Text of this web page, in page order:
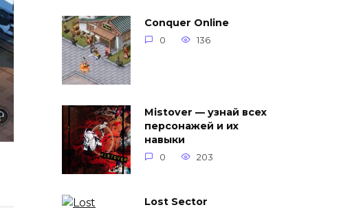
Conquer Online
0 136
Mistover — узнай всех
персонажей и их
навыки
0 203
Lost Sector